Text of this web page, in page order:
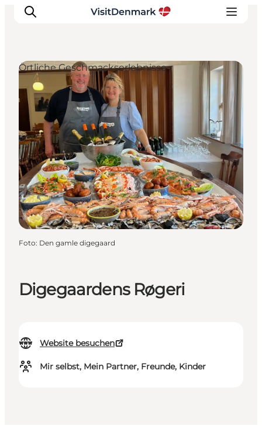
Inspiration
Regionen
Erlebnisse
Unterkünfte
Reiseplanung
Digegaardens Røgeri
Website besuchen
Mir selbst, Mein Partner, Freunde, Kinder
Örtliche Geschmackserlebnisse
Foto: Den gamle digegaard